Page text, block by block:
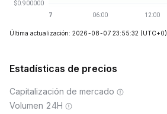
Última actualización: 2026-08-07 23:55:32 (UTC+0)
Estadísticas de precios
Capitalización de mercado
Volumen 24H